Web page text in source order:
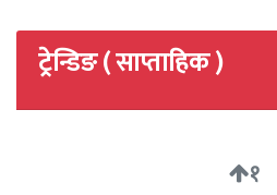
ट्रेन्डिङ ( साप्ताहिक )
१